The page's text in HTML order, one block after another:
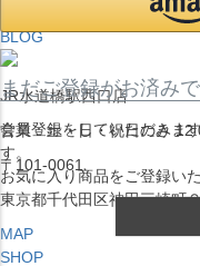
BLOG
JR水道橋駅西口店
営業：土・日・祝日のみ
〒101-0061
東京都千代田区神田三崎町
MAP
SHOP
まだご登録がお済み
会員登録をしていただきま
す。
お気に入り商品をご登録い